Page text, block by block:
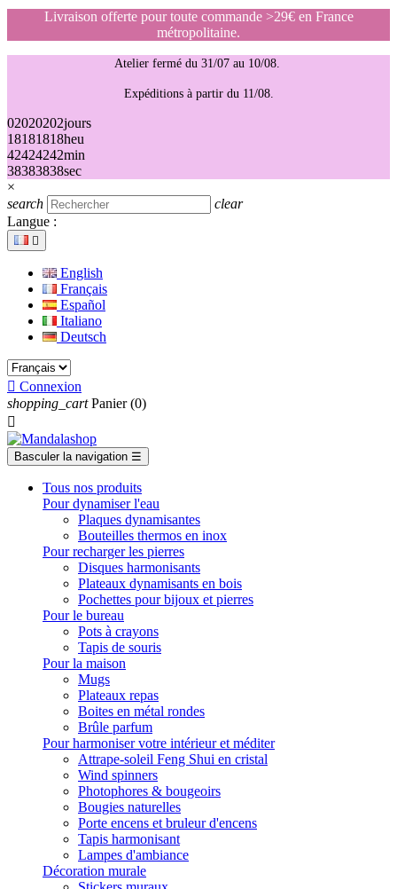
Livraison offerte pour toute commande >29€ en France
métropolitaine.
Atelier fermé du 31/07 au 10/08.
Expéditions à partir du 11/08.
02020202jours
18181818heu
42424242min
38383838sec
×
search
clear
Langue :

English
Français
Español
Italiano
Deutsch
 Connexion
shopping_cart Panier (0)

Basculer la navigation ☰
Tous nos produits
Pour dynamiser l'eau
Plaques dynamisantes
Bouteilles thermos en inox
Pour recharger les pierres
Disques harmonisants
Plateaux dynamisants en bois
Pochettes pour bijoux et pierres
Pour le bureau
Pots à crayons
Tapis de souris
Pour la maison
Mugs
Plateaux repas
Boites en métal rondes
Brûle parfum
Pour harmoniser votre intérieur et méditer
Attrape-soleil Feng Shui en cristal
Wind spinners
Photophores & bougeoirs
Bougies naturelles
Porte encens et bruleur d'encens
Tapis harmonisant
Lampes d'ambiance
Décoration murale